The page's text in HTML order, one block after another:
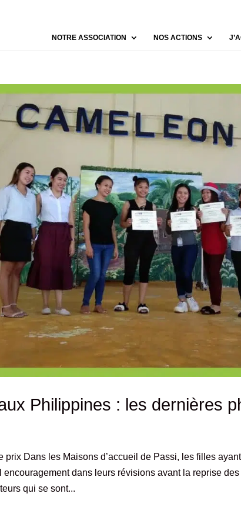
NOTRE ASSOCIATION NOS ACTIONS
Philippines : les dernières
prix Dans les Maisons d’accueil de Passi, les filles
encouragement dans leurs révisions avant la reprise
qui se sont...